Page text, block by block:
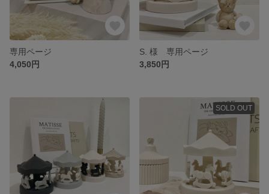
専用ページ
4,050円
S. 様 専用ページ
3,850円
SOLD OUT